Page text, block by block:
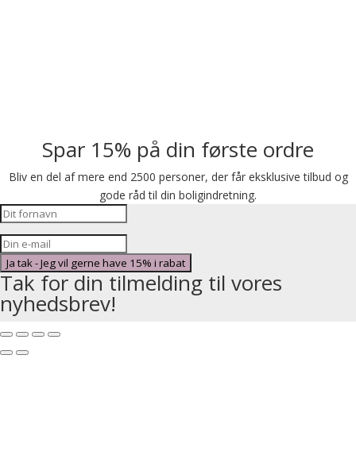
Spar 15% på din første ordre
Bliv en del af mere end 2500 personer, der får eksklusive tilbud og
gode råd til din boligindretning.
Ja tak - Jeg vil gerne have 15% i rabat
Tak for din tilmelding til vores
nyhedsbrev!